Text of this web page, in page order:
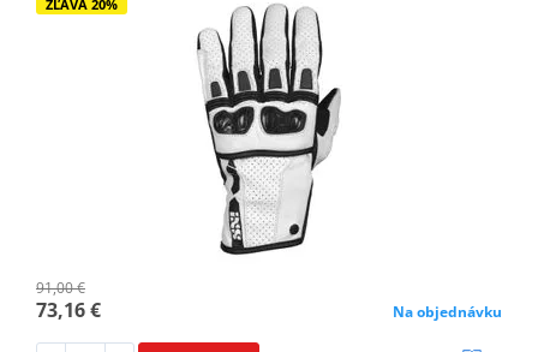
ZĽAVA 20%
91,00 €
73,16 € Na objednávku